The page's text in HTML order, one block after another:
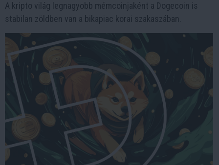
A kripto világ legnagyobb mémcoinjaként a Dogecoin is
stabilan zöldben van a bikapiac korai szakaszában.